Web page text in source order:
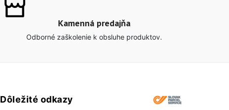
Kamenná predajňa
Odborné zaškolenie k obsluhe produktov.
Dôležité odkazy